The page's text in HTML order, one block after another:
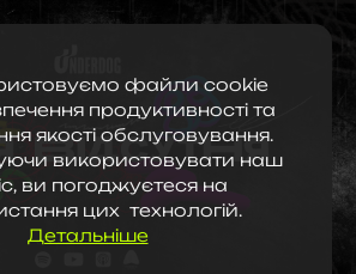
файли cookie
продуктивності та
якості обслуговування.
використовувати наш
ви погоджуєтеся на
цих технологій.
Детальніше